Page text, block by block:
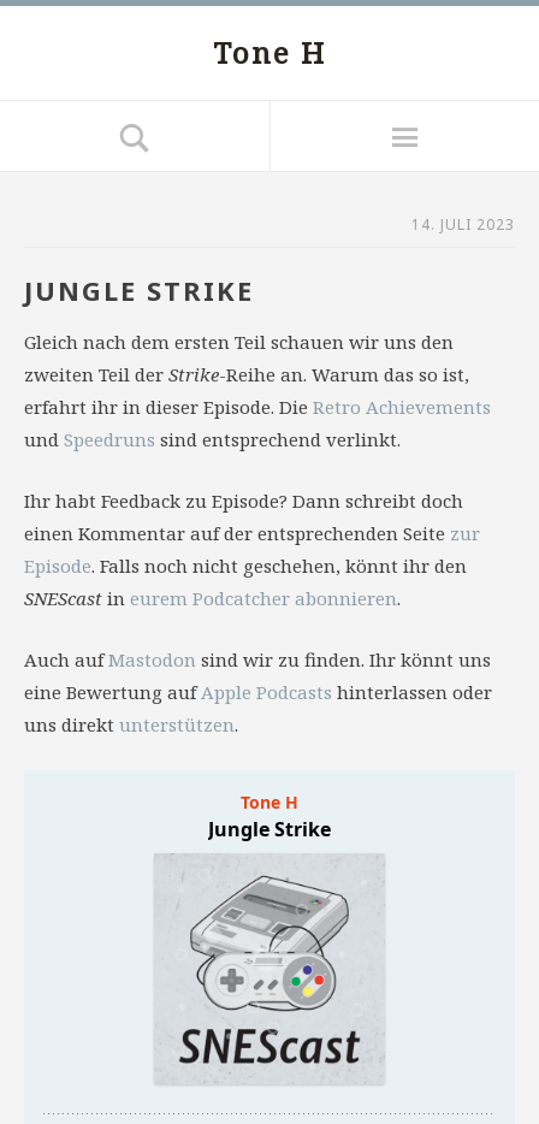
Tone H
14. JULI 2023
JUNGLE STRIKE
Gleich nach dem ersten Teil schauen wir uns den
zweiten Teil der Strike-Reihe an. Warum das so ist,
erfahrt ihr in dieser Episode. Die Retro Achievements
und Speedruns sind entsprechend verlinkt.
Ihr habt Feedback zu Episode? Dann schreibt doch
einen Kommentar auf der entsprechenden Seite zur
Episode. Falls noch nicht geschehen, könnt ihr den
SNEScast in eurem Podcatcher abonnieren.
Auch aufMastodon sind wir zu finden. Ihr könnt uns
eine Bewertung aufApple Podcasts hinterlassen oder
uns direkt unterstützen.